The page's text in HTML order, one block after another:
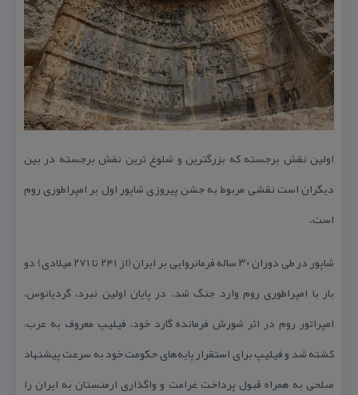
اولین نقش برجسته كه بزرگترین و شلوغ ترین نقش برجسته در بین
دیگران است نقشی مربوط به جشن پیروزی شاپور اول بر امپراطوری روم
است.
شاپور در طی دوران ۳۰ ساله فرمانروایی بر ایران (از ۲۴۱ تا ۲۷۱ میلادی) دو
بار با امپراطوری روم وارد جنگ شد. در پایان اولین نبرد، گردیانوس،
امپراتور روم در اثر شورش فرمانده گارد خود، فیلیپ معروف به عرب،
كشته شد و فیلیپ برای استقرار پایه‌های حكومت خود به سرعت پیشنهاد
صلحی به همراه قبول پرداخت غرامت و واگذاری ارمنستان به ایران را